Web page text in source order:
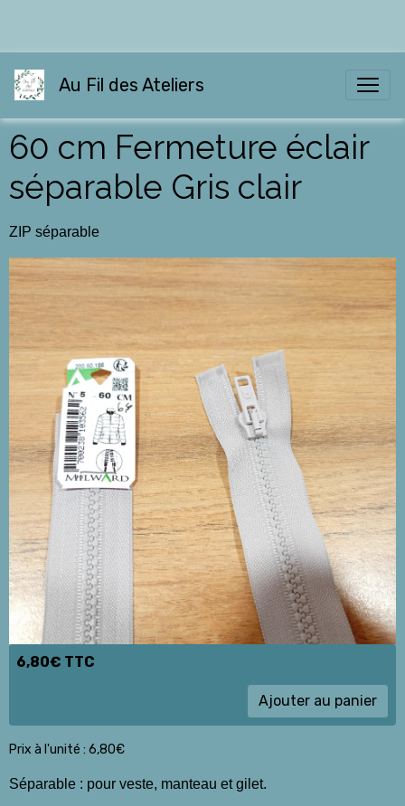
Au Fil des Ateliers
60 cm Fermeture éclair
séparable Gris clair
ZIP séparable
6,80€ TTC
Ajouter au panier
Prix à l'unité : 6,80€
Séparable : pour veste, manteau et gilet.